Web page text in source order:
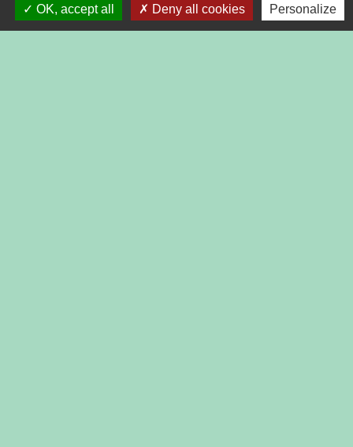
Liens
OK, accept all
Deny all cookies Personalize